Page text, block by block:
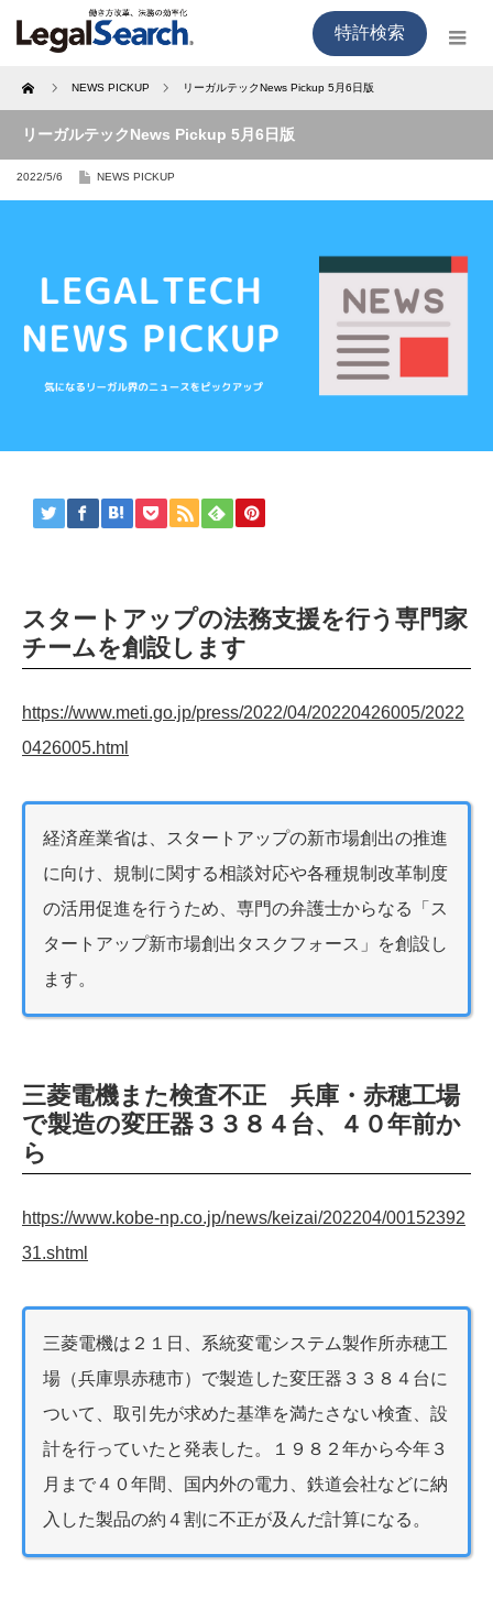
特許検索
Home NEWS PICKUP リーガルテックNews Pickup 5月6日版
リーガルテックNews Pickup 5月6日版
2022/5/6 NEWS PICKUP
スタートアップの法務支援を行う専門家
チームを創設します
https://www.meti.go.jp/press/2022/04/20220426005/2022
0426005.html
経済産業省は、スタートアップの新市場創出の推進
に向け、規制に関する相談対応や各種規制改革制度
の活用促進を行うため、専門の弁護士からなる「ス
タートアップ新市場創出タスクフォース」を創設し
ます。
三菱電機また検査不正 兵庫・赤穂工場
で製造の変圧器３３８４台、４０年前か
ら
https://www.kobe-np.co.jp/news/keizai/202204/00152392
31.shtml
三菱電機は２１日、系統変電システム製作所赤穂工
場（兵庫県赤穂市）で製造した変圧器３３８４台に
ついて、取引先が求めた基準を満たさない検査、設
計を行っていたと発表した。１９８２年から今年３
月まで４０年間、国内外の電力、鉄道会社などに納
入した製品の約４割に不正が及んだ計算になる。